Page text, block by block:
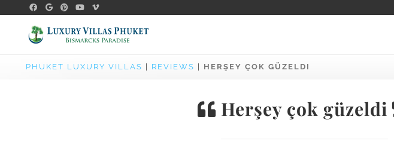
PHUKET LUXURY VILLAS REVIEWS HERŞEY ÇOK GÜZELDI
Herşey çok güzeldi